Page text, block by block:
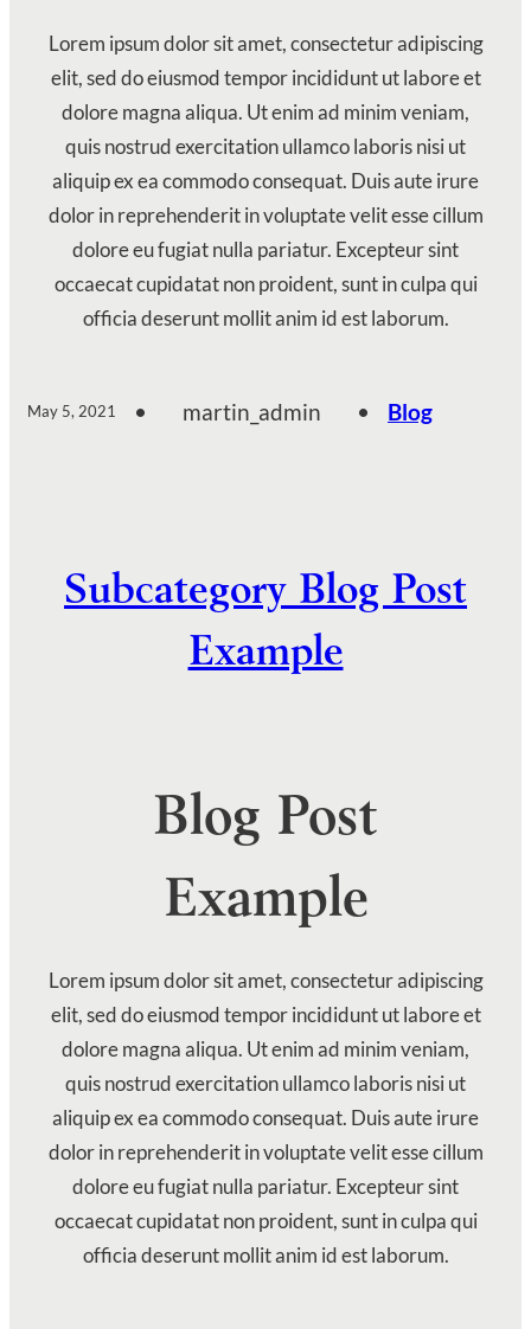
Lorem ipsum dolor sit amet, consectetur adipiscing
elit, sed do eiusmod tempor incididunt ut labore et
dolore magna aliqua. Ut enim ad minim veniam,
quis nostrud exercitation ullamco laboris nisi ut
aliquip ex ea commodo consequat. Duis aute irure
dolor in reprehenderit in voluptate velit esse cillum
dolore eu fugiat nulla pariatur. Excepteur sint
occaecat cupidatat non proident, sunt in culpa qui
officia deserunt mollit anim id est laborum.
May 5, 2021 • martin_admin • Blog
Subcategory Blog Post
Example
Blog Post
Example
Lorem ipsum dolor sit amet, consectetur adipiscing
elit, sed do eiusmod tempor incididunt ut labore et
dolore magna aliqua. Ut enim ad minim veniam,
quis nostrud exercitation ullamco laboris nisi ut
aliquip ex ea commodo consequat. Duis aute irure
dolor in reprehenderit in voluptate velit esse cillum
dolore eu fugiat nulla pariatur. Excepteur sint
occaecat cupidatat non proident, sunt in culpa qui
officia deserunt mollit anim id est laborum.